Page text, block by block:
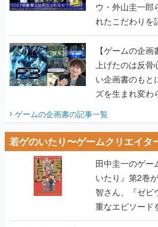
ウ・外山圭一郎
れたこだわりを
画書】
【ゲームの企
上げたのは反骨
い企画書のもと
ズを生まれ変わ
ビュー】
ゲームの企画書の記事一覧
若ゲのいたり〜ゲームクリエイタ
田中圭一のゲー
いたり』第2巻
智さん、『ゼビ
重なエピソード